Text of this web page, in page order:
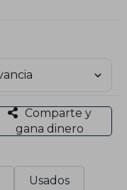
Comparte y
gana dinero
Usados